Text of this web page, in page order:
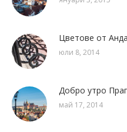
Цветове от
юли 8, 2014
Добро утро
май 17, 2014